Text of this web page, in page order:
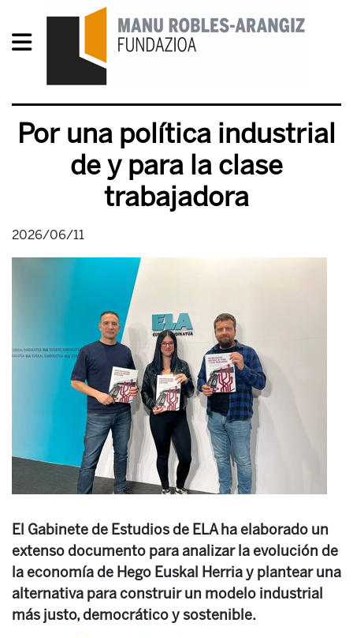
Por una política industrial
de y para la clase
trabajadora
2026/06/11
El Gabinete de Estudios de ELA ha elaborado un
extenso documento para analizar la evolución de
la economía de Hego Euskal Herria y plantear una
alternativa para construir un modelo industrial
más justo, democrático y sostenible.